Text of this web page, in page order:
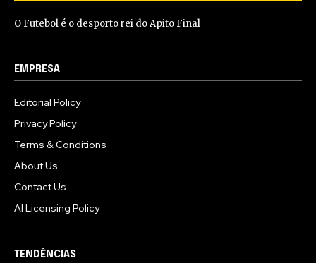
O Futebol é o desporto rei do Apito Final
EMPRESA
Editorial Policy
Privacy Policy
Terms & Conditions
About Us
Contact Us
AI Licensing Policy
TENDÊNCIAS